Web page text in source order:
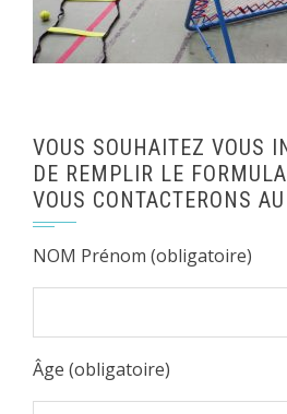
VOUS SOUHAITEZ VOUS
DE REMPLIR LE
VOUS CONTACTERONS
NOM Prénom (obligatoire)
Âge (obligatoire)